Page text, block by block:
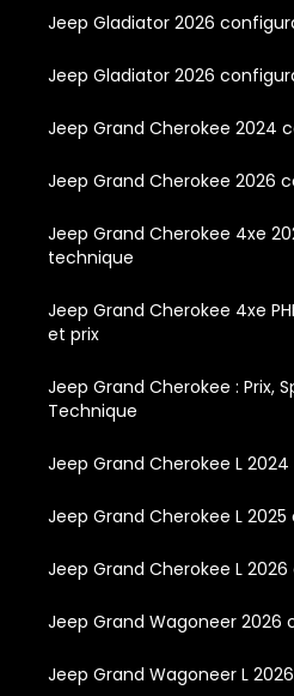
Jeep Gladiator 2026
Jeep Gladiator 2026
Jeep Grand Cherokee 2024
Jeep Grand Cherokee 2026
Jeep Grand Cherokee 4xe
technique
Jeep Grand Cherokee 4xe
et prix
Jeep Grand Cherokee : Prix,
Technique
Jeep Grand Cherokee L
Jeep Grand Cherokee L
Jeep Grand Cherokee L
Jeep Grand Wagoneer
Jeep Grand Wagoneer L